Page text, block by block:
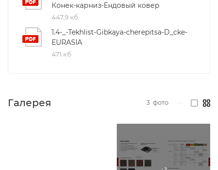
Конек-карниз-Ендовый ковер
447,9 кб
1.4-_-Tekhlist-Gibkaya-cherepitsa-D_cke-
EURASIA
471 кб
Галерея 3 фото